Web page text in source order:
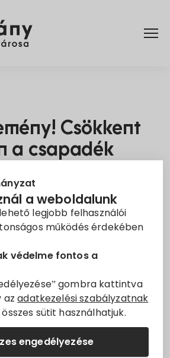
a weboldalunk
legjobb felhasználói
működés érdekében
védelme fontos a
gombra kattintva
azadatkezelési szabályzatnak
sütit használhatjuk.
engedélyezése
Hírek
Pályázatok
Turizmus
Csökkent
a csapadék
veszélye